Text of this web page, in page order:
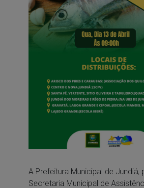
A Prefeitura Municipal de Jundiá,
Secretaria Municipal de